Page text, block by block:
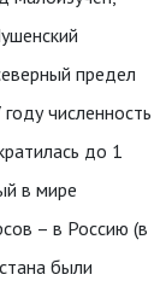
предел
численность
до 1
в мире
– в Россию (в
были